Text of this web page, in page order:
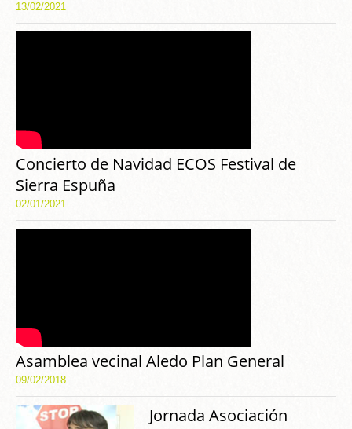
13/02/2021
Concierto de Navidad ECOS Festival de
Sierra Espuña
02/01/2021
Asamblea vecinal Aledo Plan General
09/02/2018
Jornada Asociación